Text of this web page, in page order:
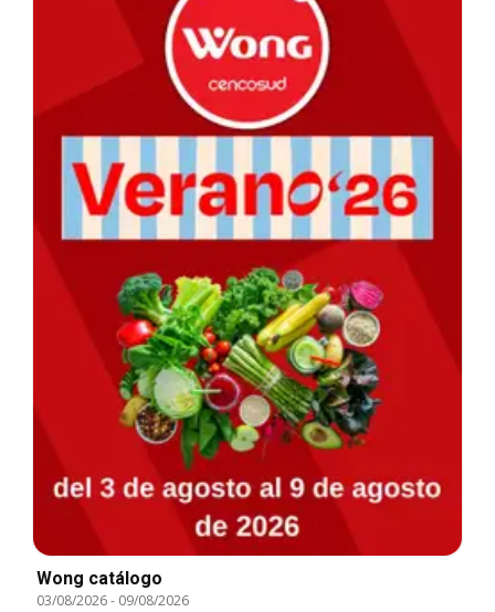
Wong catálogo
03/08/2026- 09/08/2026